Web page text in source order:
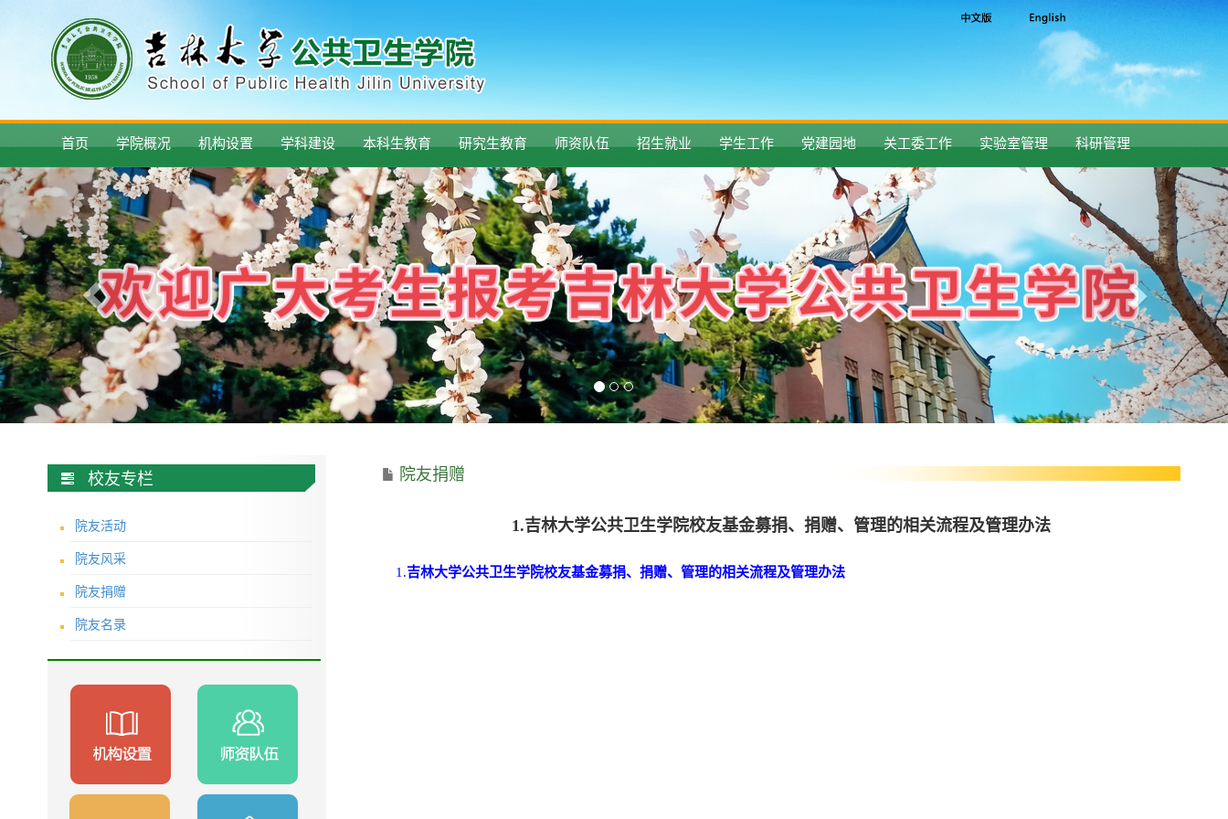
首页 学院概况 机构设置 学科建设 本科生教育 研究生教育 师资队伍 招生就业 学生工作 党建园地 关工委工作 实验室管理 科研管理
校友专栏
院友活动
院友风采
院友捐赠
院友名录
院友捐赠
1.吉林大学公共卫生学院校友基金募捐、捐赠、管理的相关流程及管理办法
1.吉林大学公共卫生学院校友基金募捐、捐赠、管理的相关流程及管理办法